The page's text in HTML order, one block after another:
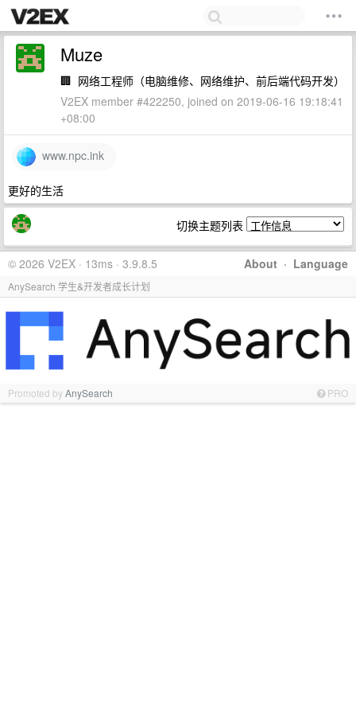
Muze
🏢 网络工程师（电脑维修、网络维护、前后端代码开发）
V2EX member #422250, joined on 2019-06-16 19:18:41
+08:00
www.npc.ink
更好的生活
切换主题列表
About · Language
© 2026 V2EX · 13ms · 3.9.8.5
AnySearch 学生&开发者成长计划
Promoted byAnySearch PRO